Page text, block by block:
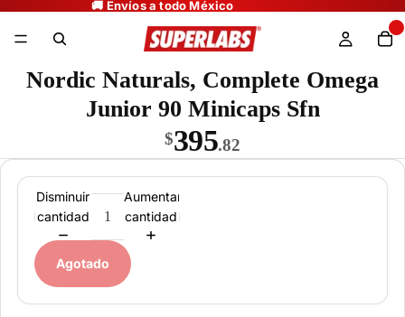
Nordic Naturals, Complete Omega
Junior 90 Minicaps Sfn
$395.82
Disminuir
cantidad
Aumentar
cantidad
Agotado